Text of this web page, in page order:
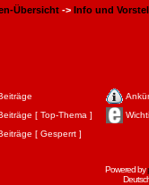
Übersicht -> Info und
[ Top-Thema ]
[ Gesperrt ]
Powered by